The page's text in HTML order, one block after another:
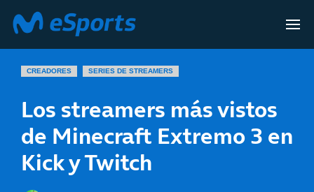
CREADORES SERIES DE STREAMERS
Los streamers más vistos
de Minecraft Extremo 3 en
Kick y Twitch